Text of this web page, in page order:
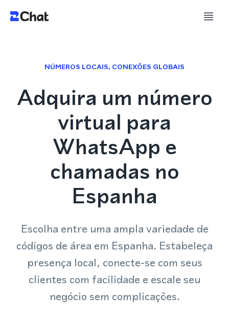
NÚMEROS LOCAIS, CONEXÕES GLOBAIS
Adquira um número
virtual para
WhatsApp e
chamadas no
Espanha
Escolha entre uma ampla variedade de
códigos de área em Espanha. Estabeleça
presença local, conecte-se com seus
clientes com facilidade e escale seu
negócio sem complicações.